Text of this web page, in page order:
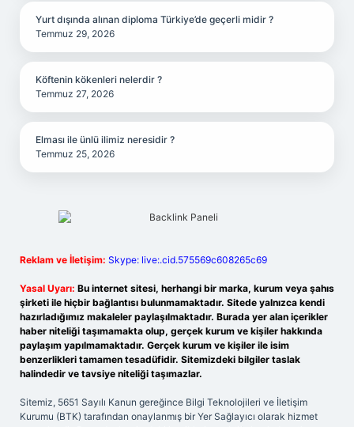
Yurt dışında alınan diploma Türkiye’de geçerli midir ?
Temmuz 29, 2026
Köftenin kökenleri nelerdir ?
Temmuz 27, 2026
Elması ile ünlü ilimiz neresidir ?
Temmuz 25, 2026
Reklam ve İletişim: Skype: live:.cid.575569c608265c69
Yasal Uyarı: Bu internet sitesi, herhangi bir marka, kurum veya şahıs
şirketi ile hiçbir bağlantısı bulunmamaktadır. Sitede yalnızca kendi
hazırladığımız makaleler paylaşılmaktadır. Burada yer alan içerikler
haber niteliği taşımamakta olup, gerçek kurum ve kişiler hakkında
paylaşım yapılmamaktadır. Gerçek kurum ve kişiler ile isim
benzerlikleri tamamen tesadüfidir. Sitemizdeki bilgiler taslak
halindedir ve tavsiye niteliği taşımazlar.
Sitemiz, 5651 Sayılı Kanun gereğince Bilgi Teknolojileri ve İletişim
Kurumu (BTK) tarafından onaylanmış bir Yer Sağlayıcı olarak hizmet